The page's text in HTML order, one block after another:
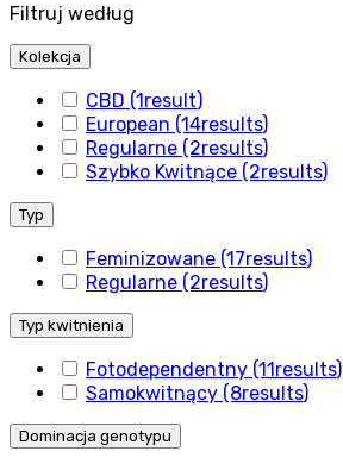
Filtruj według
Kolekcja
CBD (1result)
European (14results)
Regularne (2results)
Szybko Kwitnące (2results)
Typ
Feminizowane (17results)
Regularne (2results)
Typ kwitnienia
Fotodependentny (11results)
Samokwitnący (8results)
Dominacja genotypu